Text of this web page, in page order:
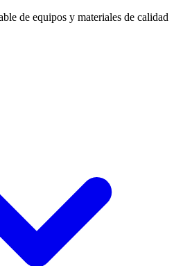
de equipos y materiales de calidad